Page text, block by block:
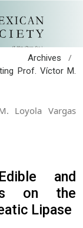
Archives /
Prof. Víctor M.
Loyola Vargas
and
on the
Lipase